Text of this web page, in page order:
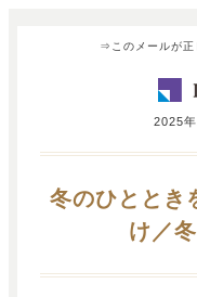
⇒このメールが正
2025
冬のひととき
け／